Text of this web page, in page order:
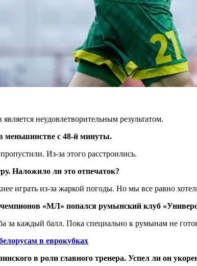
неудовлетворительным результатом.
меньшинстве с 48-й минуты.
Из-за этого расстроились.
Наложило ли это отпечаток?
играть из-за жаркой погоды. Но мы все равно
«МЛ» попался румынский клуб
за каждый балл. Пока специально к румынам не
в еврокубках
в роли главного тренера. Успел ли он